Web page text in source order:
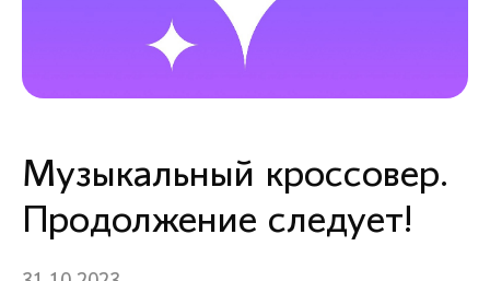
Музыкальный кроссовер.
Продолжение следует!